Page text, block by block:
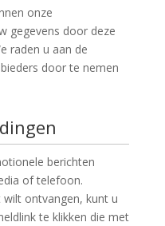
onze
gegevens door deze
raden u aan de
door te nemen
berichten
of telefoon.
ontvangen, kunt u
te klikken die met